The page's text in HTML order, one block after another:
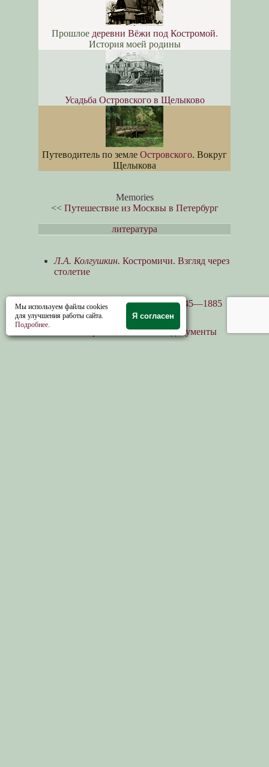
Прошлое деревни Вёжи под Костромой.
История моей родины
Усадьба Островского в Щелыково
Путеводитель по земле Островского. Вокруг
Щелыкова
Memories
<< Путешествие из Москвы в Петербург
литература
Л.А. Колгушкин. Костромичи. Взгляд через
столетие
А.Н. Островский.Дневники 1845—1885
гг..
А.Н. Островский.Письма и документы
Мы используем файлы cookies
для улучшения работы сайта.
Подробнее.
Я согласен